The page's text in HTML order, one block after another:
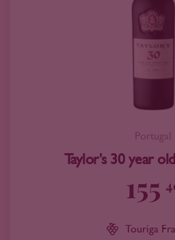
Portugal
Taylor's 30 year
155
Touriga